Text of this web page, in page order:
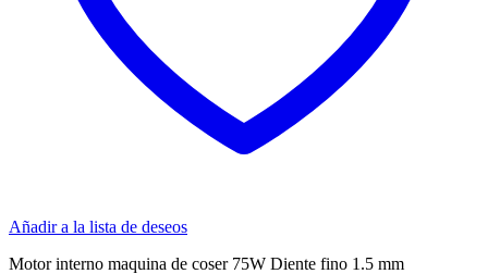
Añadir a la lista de deseos
Motor interno maquina de coser 75W Diente fino 1.5 mm